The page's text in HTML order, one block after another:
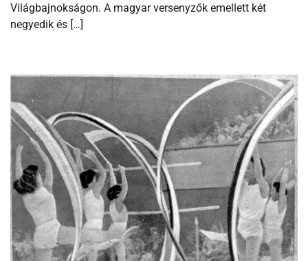
Világbajnokságon. A magyar versenyzők emellett két
negyedik és […]